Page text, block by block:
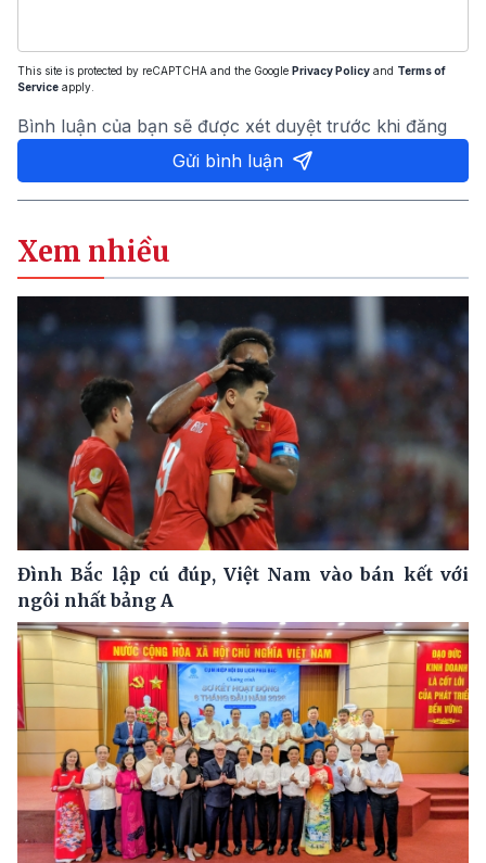
This site is protected by reCAPTCHA and the Google Privacy Policy and Terms of
Service apply.
Bình luận của bạn sẽ được xét duyệt trước khi đăng
Gửi bình luận
Xem nhiều
Đình Bắc lập cú đúp, Việt Nam vào bán kết với
ngôi nhất bảng A